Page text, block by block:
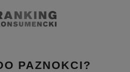
PAZNOKCI?